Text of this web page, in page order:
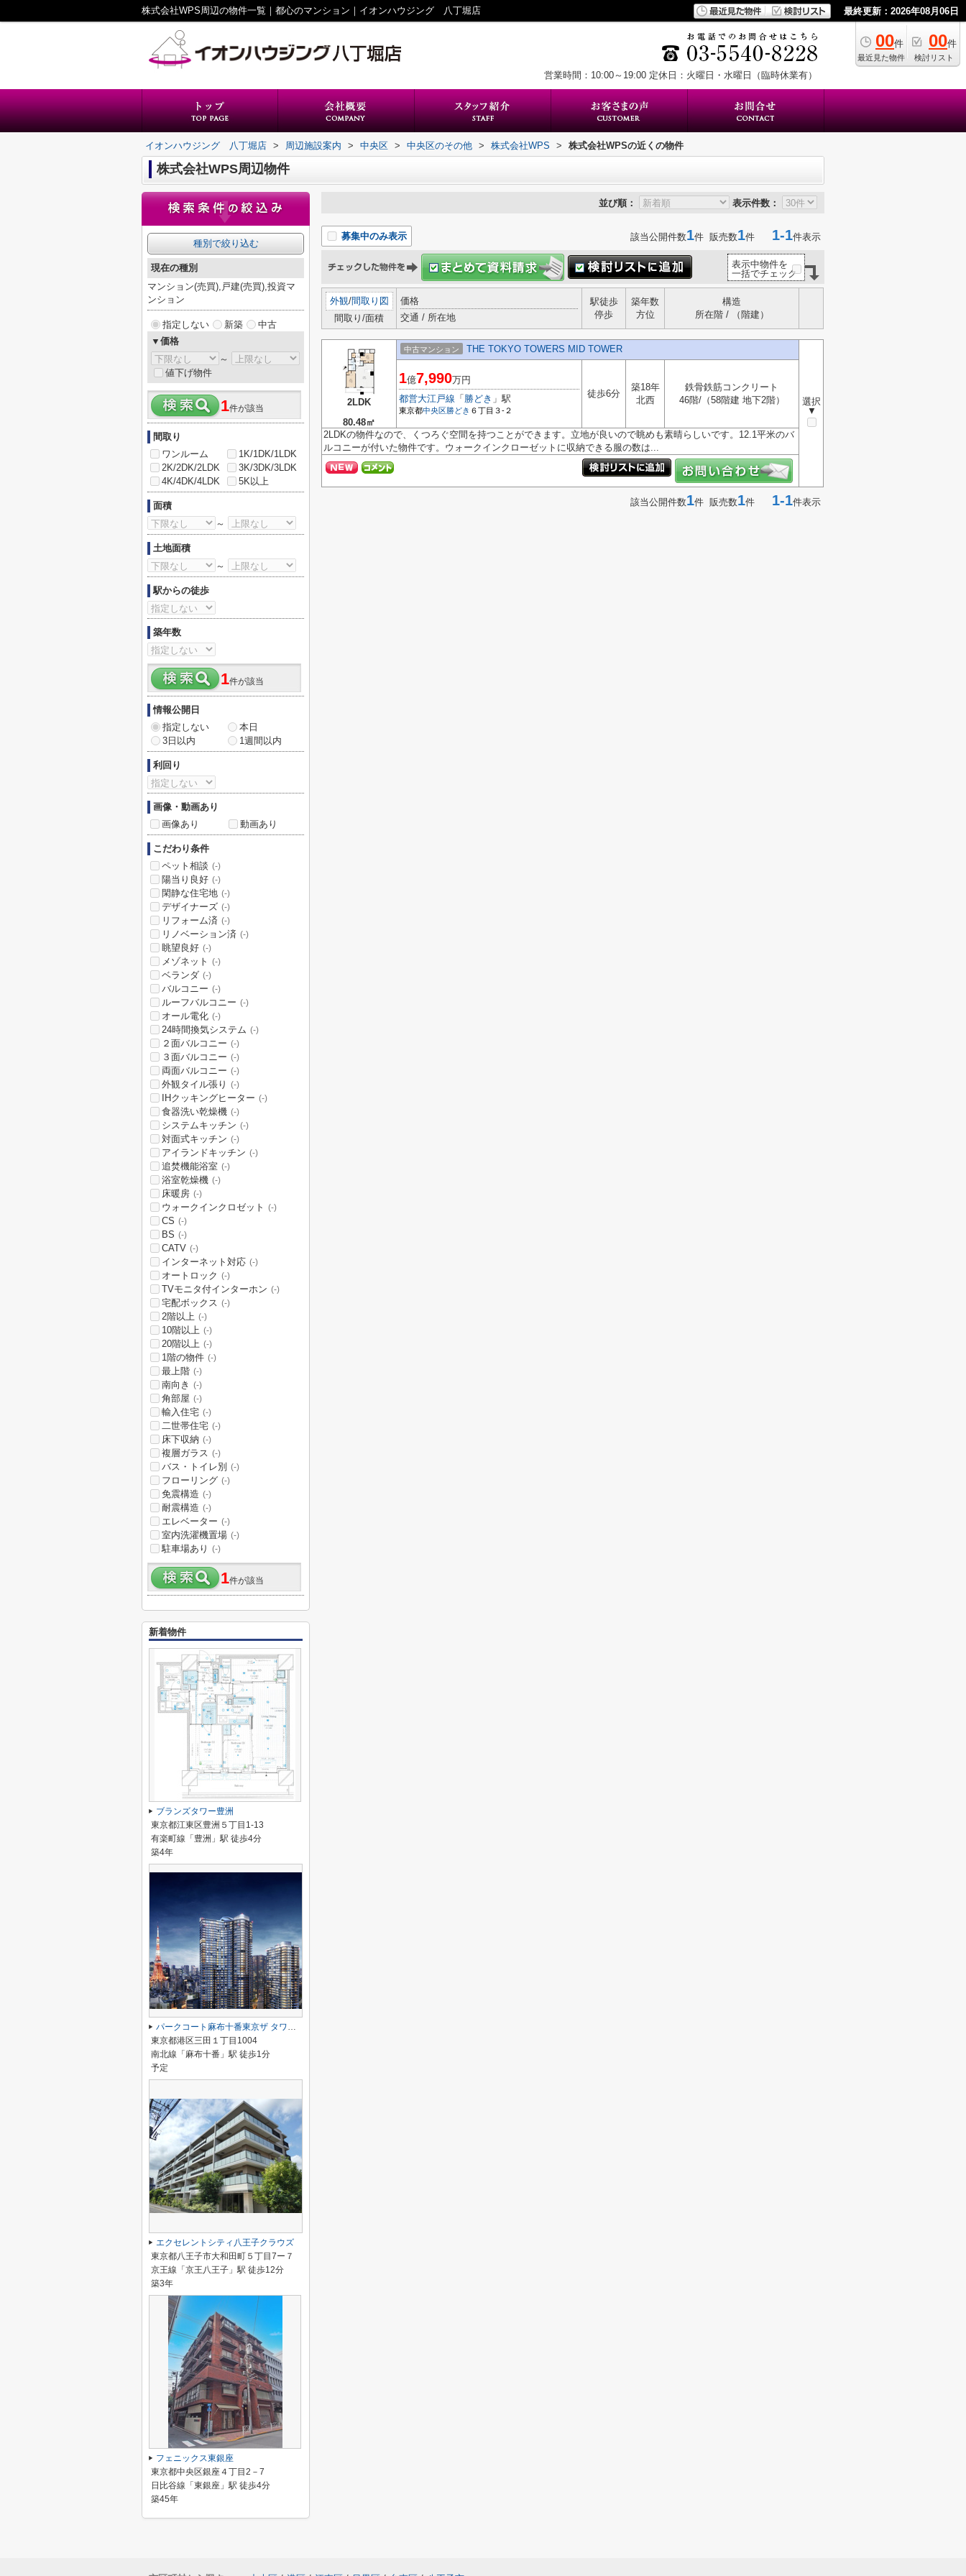
株式会社WPS周辺の物件一覧｜都心のマンション｜イオンハウジング 八丁堀店 最終更新：2026年08月06日
00件
最近見た物件
00件
検討リスト
営業時間：10:00～19:00 定休日：火曜日・水曜日（臨時休業有）
イオンハウジング 八丁堀店 > 周辺施設案内 > 中央区 > 中央区のその他 > 株式会社WPS > 株式会社WPSの近くの物件
株式会社WPS周辺物件
並び順： 表示件数：
募集中のみ表示 該当公開件数1件 販売数1件 1-1件表示
表示中物件を
一括でチェック
外観/間取り図
間取り/面積
価格
交通 / 所在地
駅徒歩
停歩
築年数
方位
構造
所在階 / （階建）
2LDK
80.48㎡
中古マンション THE TOKYO TOWERS MID TOWER
選択
▼
1億7,990万円
都営大江戸線 「 勝どき 」駅
東京都中央区 勝どき ６丁目３-２
徒歩6分
築18年
北西
鉄骨鉄筋コンクリート
46階/（58階建 地下2階）
2LDKの物件なので、くつろぐ空間を持つことができます。立地が良いので眺めも素晴らしいです。12.1平米のバ
ルコニーが付いた物件です。ウォークインクローゼットに収納できる服の数は...
該当公開件数1件 販売数1件 1-1件表示
種別で絞り込む
現在の種別
マンション(売買),戸建(売買),投資マ
ンション
指定しない 新築
中古
▼価格
～
値下げ物件
1件が該当
間取り
ワンルーム
1K/1DK/1LDK
2K/2DK/2LDK
3K/3DK/3LDK
4K/4DK/4LDK
5K以上
面積
～
土地面積
～
駅からの徒歩
築年数
1件が該当
情報公開日
指定しない
本日
3日以内
1週間以内
利回り
画像・動画あり
画像あり
動画あり
こだわり条件
ペット相談 (-)
陽当り良好 (-)
閑静な住宅地 (-)
デザイナーズ (-)
リフォーム済 (-)
リノベーション済 (-)
眺望良好 (-)
メゾネット (-)
ベランダ (-)
バルコニー (-)
ルーフバルコニー (-)
オール電化 (-)
24時間換気システム (-)
２面バルコニー (-)
３面バルコニー (-)
両面バルコニー (-)
外観タイル張り (-)
IHクッキングヒーター (-)
食器洗い乾燥機 (-)
システムキッチン (-)
対面式キッチン (-)
アイランドキッチン (-)
追焚機能浴室 (-)
浴室乾燥機 (-)
床暖房 (-)
ウォークインクロゼット (-)
CS (-)
BS (-)
CATV (-)
インターネット対応 (-)
オートロック (-)
TVモニタ付インターホン (-)
宅配ボックス (-)
2階以上 (-)
10階以上 (-)
20階以上 (-)
1階の物件 (-)
最上階 (-)
南向き (-)
角部屋 (-)
輸入住宅 (-)
二世帯住宅 (-)
床下収納 (-)
複層ガラス (-)
バス・トイレ別 (-)
フローリング (-)
免震構造 (-)
耐震構造 (-)
エレベーター (-)
室内洗濯機置場 (-)
駐車場あり (-)
1件が該当
新着物件
ブランズタワー豊洲
東京都江東区豊洲５丁目1-13
有楽町線「豊洲」駅 徒歩4分
築4年
パークコート麻布十番東京ザ タワー ノース
東京都港区三田１丁目1004
南北線「麻布十番」駅 徒歩1分
予定
エクセレントシティ八王子クラウズ
東京都八王子市大和田町５丁目7ー７
京王線「京王八王子」駅 徒歩12分
築3年
フェニックス東銀座
東京都中央区銀座４丁目2－7
日比谷線「東銀座」駅 徒歩4分
築45年